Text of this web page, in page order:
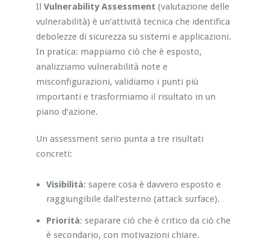
Il Vulnerability Assessment (valutazione delle
vulnerabilità) è un’attività tecnica che identifica
debolezze di sicurezza su sistemi e applicazioni.
In pratica: mappiamo ciò che è esposto,
analizziamo vulnerabilità note e
misconfigurazioni, validiamo i punti più
importanti e trasformiamo il risultato in un
piano d’azione.
Un assessment serio punta a tre risultati
concreti:
Visibilità: sapere cosa è davvero esposto e
raggiungibile dall’esterno (attack surface).
Priorità: separare ciò che è critico da ciò che
è secondario, con motivazioni chiare.